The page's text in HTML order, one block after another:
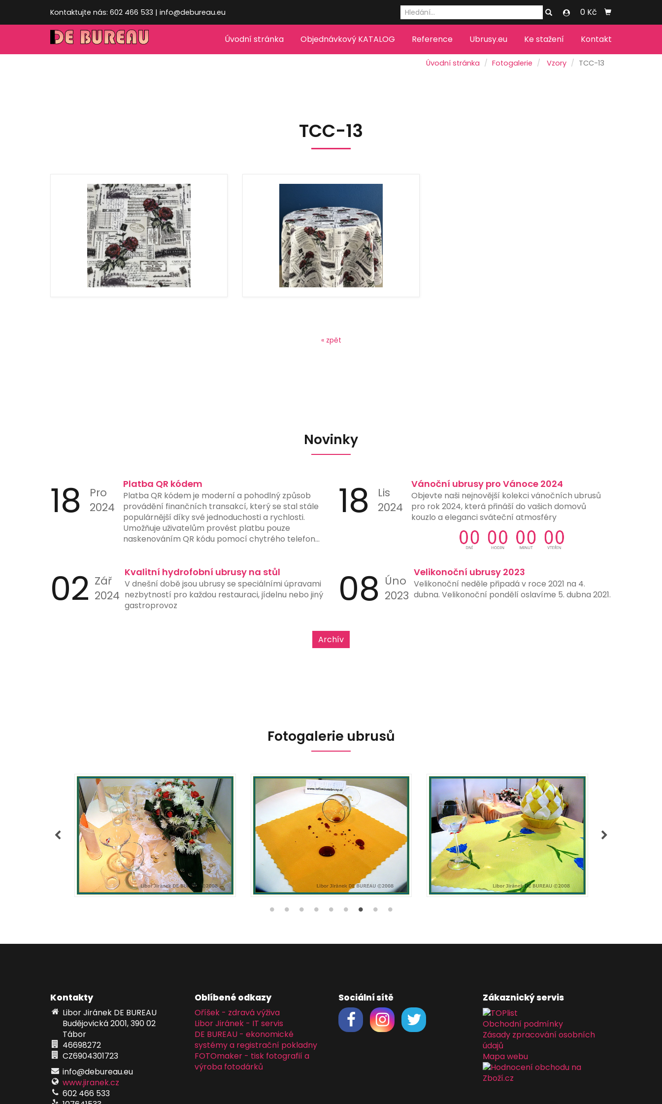
Kontaktujte nás: 602 466 533 | info@debureau.eu 0 Kč
Úvodní stránka Objednávkový KATALOG Reference Ubrusy.eu Ke stažení Kontakt
Úvodní stránka Fotogalerie Vzory TCC-13
TCC-13
« zpět
Novinky
18
Pro
2024
Platba QR kódem
Platba QR kódem je moderní a pohodlný způsob
provádění finančních transakcí, který se stal stále
populárnější díky své jednoduchosti a rychlosti.
Umožňuje uživatelům provést platbu pouze
naskenováním QR kódu pomocí chytrého telefonu
ručního zadávání čísel účtů, čímž snižuje riziko chyb
a urychluje proces platby. Mnohé banky a finanční
instituce nyní nabízejí možnost generování a
skenování QR kódů přímo ve svých aplikacích, což
18
Lis
2024
Vánoční ubrusy pro Vánoce 2024
Objevte naši nejnovější kolekci vánočních ubrusů
pro rok 2024, která přináší do vašich domovů
kouzlo a eleganci sváteční atmosféry
02 Zář
2024
Kvalitní hydrofobní ubrusy na stůl
V dnešní době jsou ubrusy se speciálními úpravami
nezbytností pro každou restauraci, jídelnu nebo jiný
gastroprovoz
08 Úno
2023
Velikonoční ubrusy 2023
Velikonoční neděle připadá v roce 2021 na 4.
dubna. Velikonoční pondělí oslavíme 5. dubna 2021.
Archív
Fotogalerie ubrusů
Kontakty
Libor Jiránek DE BUREAU
Budějovická 2001, 390 02
Tábor
46698272
CZ6904301723
info@debureau.eu
www.jiranek.cz
602 466 533
Oblíbené odkazy
Oříšek - zdravá výživa
Libor Jiránek - IT servis
DE BUREAU - ekonomické
systémy a registrační pokladny
FOTOmaker - tisk fotografií a
výroba fotodárků
Sociální sítě Zákaznický servis
Obchodní podmínky
Zásady zpracování osobních
údajů
Mapa webu